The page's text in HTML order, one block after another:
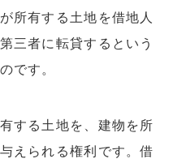
所有する土地を借地人
三者に転貸するという
です。
する土地を、建物を所
えられる権利です。借